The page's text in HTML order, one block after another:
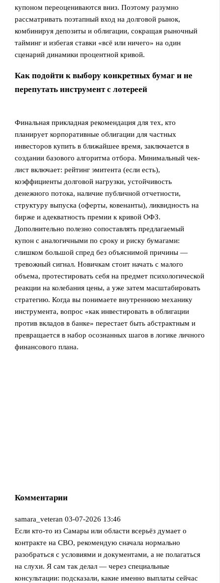
купоном переоцениваются вниз. Поэтому разумно
рассматривать поэтапный вход на долговой рынок,
комбинируя депозиты и облигации, сокращая рыночный
тайминг и избегая ставки «всё или ничего» на один
сценарий динамики процентной кривой.
Как подойти к выбору конкретных бумаг и не
перепутать инструмент с лотереей
Финальная прикладная рекомендация для тех, кто
планирует корпоративные облигации для частных
инвесторов купить в ближайшее время, заключается в
создании базового алгоритма отбора. Минимальный чек-
лист включает: рейтинг эмитента (если есть),
коэффициенты долговой нагрузки, устойчивость
денежного потока, наличие публичной отчетности,
структуру выпуска (оферты, ковенанты), ликвидность на
бирже и адекватность премии к кривой ОФЗ.
Дополнительно полезно сопоставлять предлагаемый
купон с аналогичными по сроку и риску бумагами:
слишком большой спред без объяснимой причины —
тревожный сигнал. Новичкам стоит начать с малого
объема, протестировать себя на предмет психологической
реакции на колебания цены, а уже затем масштабировать
стратегию. Когда вы понимаете внутреннюю механику
инструмента, вопрос «как инвестировать в облигации
против вкладов в банке» перестает быть абстрактным и
превращается в набор осознанных шагов в логике личного
финансового плана.
Комментарии
samara_veteran 03-07-2026 13:46
Если кто-то из Самары или области всерьёз думает о
контракте на СВО, рекомендую сначала нормально
разобраться с условиями и документами, а не полагаться
на слухи. Я сам так делал — через специальные
консультации: подсказали, какие именно выплаты сейчас